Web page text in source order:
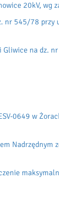
20kV,
nr 545/78
Gliwice na dz.
0649 w
Nadrzędnym